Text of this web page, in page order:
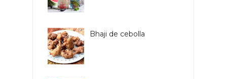
Bhaji de cebolla